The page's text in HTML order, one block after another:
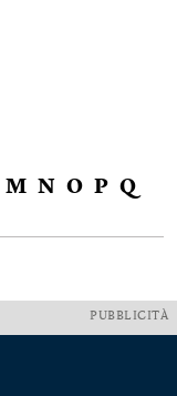
M N O P Q
PUBBLICITÀ